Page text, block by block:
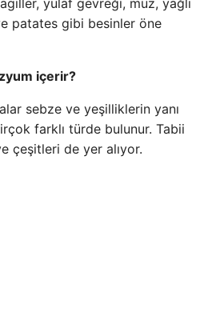
yulaf gevreği, muz, yağlı
patates gibi besinler öne
içerir?
sebze ve yeşilliklerin yanı
farklı türde bulunur. Tabii
çeşitleri de yer alıyor.